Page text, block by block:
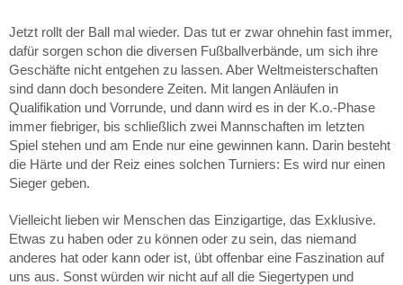
Jetzt rollt der Ball mal wieder. Das tut er zwar ohnehin fast immer,
dafür sorgen schon die diversen Fußballverbände, um sich ihre
Geschäfte nicht entgehen zu lassen. Aber Weltmeisterschaften
sind dann doch besondere Zeiten. Mit langen Anläufen in
Qualifikation und Vorrunde, und dann wird es in der K.o.-Phase
immer fiebriger, bis schließlich zwei Mannschaften im letzten
Spiel stehen und am Ende nur eine gewinnen kann. Darin besteht
die Härte und der Reiz eines solchen Turniers: Es wird nur einen
Sieger geben.
Vielleicht lieben wir Menschen das Einzigartige, das Exklusive.
Etwas zu haben oder zu können oder zu sein, das niemand
anderes hat oder kann oder ist, übt offenbar eine Faszination auf
uns aus. Sonst würden wir nicht auf all die Siegertypen und